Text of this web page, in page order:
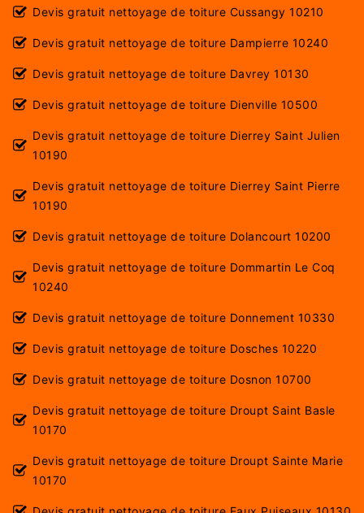
Devis gratuit nettoyage de toiture Cussangy 10210
Devis gratuit nettoyage de toiture Dampierre 10240
Devis gratuit nettoyage de toiture Davrey 10130
Devis gratuit nettoyage de toiture Dienville 10500
Devis gratuit nettoyage de toiture Dierrey Saint Julien
10190
Devis gratuit nettoyage de toiture Dierrey Saint Pierre
10190
Devis gratuit nettoyage de toiture Dolancourt 10200
Devis gratuit nettoyage de toiture Dommartin Le Coq
10240
Devis gratuit nettoyage de toiture Donnement 10330
Devis gratuit nettoyage de toiture Dosches 10220
Devis gratuit nettoyage de toiture Dosnon 10700
Devis gratuit nettoyage de toiture Droupt Saint Basle
10170
Devis gratuit nettoyage de toiture Droupt Sainte Marie
10170